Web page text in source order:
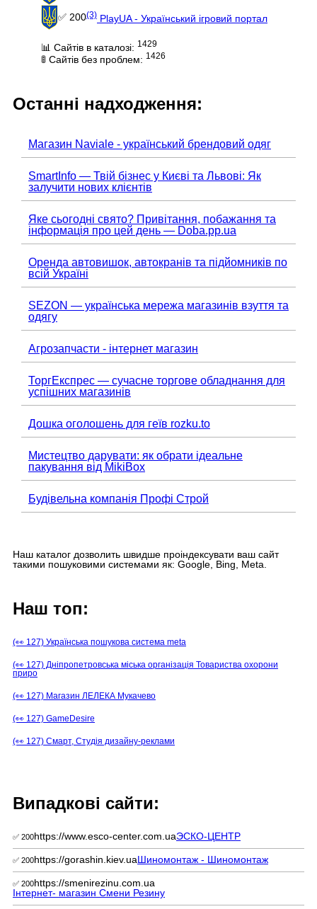
✅ 200(3) PlayUA - Український ігровий портал
📊 Сайтів в каталозі: 1429
🚦 Сайтів без проблем: 1426
Останні надходження:
Магазин Naviale - український брендовий одяг
SmartInfo — Твій бізнес у Києві та Львові: Як
залучити нових клієнтів
Яке сьогодні свято? Привітання, побажання та
інформація про цей день — Doba.pp.ua
Оренда автовишок, автокранів та підйомників по
всій Україні
SEZON — українська мережа магазинів взуття та
одягу
Агрозапчасти - інтернет магазин
ТоргЕкспрес — сучасне торгове обладнання для
успішних магазинів
Дошка оголошень для геїв rozku.to
Мистецтво дарувати: як обрати ідеальне
пакування від MikiBox
Будівельна компанія Профі Строй
Наш каталог дозволить швидше проіндексувати ваш сайт
такими пошуковими системами як: Google, Bing, Meta.
Наш топ:
(👀 127) Українська пошукова система meta
(👀 127) Дніпропетровська міська організація Товариства охорони
приро
(👀 127) Магазин ЛЕЛЕКА Мукачево
(👀 127) GameDesire
(👀 127) Смарт, Студія дизайну-реклами
Випадкові сайти:
✅ 200https://www.esco-center.com.uaЭСКО-ЦЕНТР
✅ 200https://gorashin.kiev.uaШиномонтаж - Шиномонтаж
✅ 200https://smenirezinu.com.ua
Інтернет- магазин Смени Резину